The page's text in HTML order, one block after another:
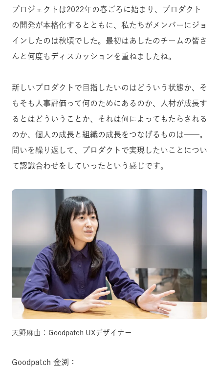
プロジェクトは2022年の春ごろに始まり、プロダクト
の開発が本格化するとともに、私たちがメンバーにジョ
インしたのは秋頃でした。最初はあしたのチームの皆さ
んと何度もディスカッションを重ねましたね。
新しいプロダクトで目指したいのはどういう状態か、そ
もそも人事評価って何のためにあるのか、人材が成長す
るとはどういうことか、それは何によってもたらされる
のか、個人の成長と組織の成長をつなげるものは──。
問いを繰り返して、プロダクトで実現したいことについ
て認識合わせをしていったという感じです。
天野麻由：Goodpatch UXデザイナー
Goodpatch 金渕：